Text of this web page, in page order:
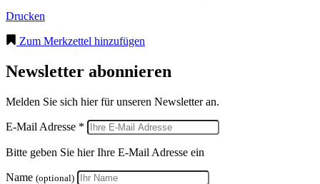
Drucken
Zum Merkzettel hinzufügen
Newsletter abonnieren
Melden Sie sich hier für unseren Newsletter an.
E-Mail Adresse *
Bitte geben Sie hier Ihre E-Mail Adresse ein
Name (optional)